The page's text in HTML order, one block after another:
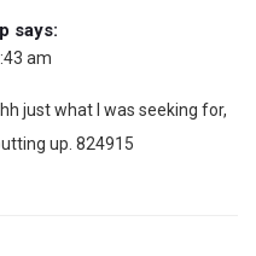
says:
am
just what I was seeking for,
up. 824915